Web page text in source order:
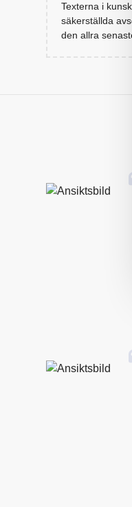
Texterna i
säkerställda
den allra